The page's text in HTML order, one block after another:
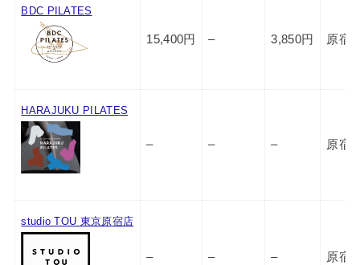
BDC PILATES
15,400円 – 3,850円 原宿
HARAJUKU PILATES
– – – 原宿
studio TOU 東京原宿店
– – – 原宿